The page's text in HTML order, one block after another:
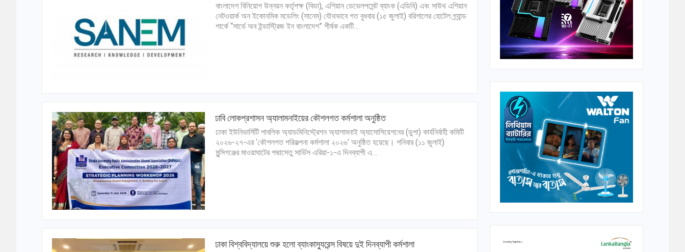
বাংলাদেশ বিনিয়োগ উন্নয়ন কর্তৃপক্ষ (বিডা), এশিয়ান ডেভেলপমেন্ট ব্যাংক (এডিবি) এবং সাউথ এশিয়ান
নেটওয়ার্ক অন ইকোনমিক মডেলিং (সানেম) যৌথভাবে গত বুধবার (১৫ জুলাই) বরিশালের হোটেল গ্র্যান্ড
পার্কে “সার্ভে অব ইন্ডাস্ট্রিজ ইন বাংলাদেশ” শীর্ষক একটি…
ঢাবি লোকপ্রশাসন অ্যালামনাইয়ের কৌশলগত কর্মশালা অনুষ্ঠিত
ঢাকা ইউনিভার্সিটি পাবলিক অ্যাডমিনিস্ট্রেশন অ্যালামনাই অ্যাসোসিয়েশনের (ডুপা) কার্যনির্বাহী কমিটি
২০২৬-২৭-এর ‘কৌশলগত পরিকল্পনা কর্মশালা ২০২৬’ অনুষ্ঠিত হয়েছে। শনিবার (১১ জুলাই)
মুন্সিগঞ্জের মাওয়াঘাটের পদ্মাসেতু সার্ভিস এরিয়া-১-এ দিনব্যাপী এ…
ঢাকা বিশ্ববিদ্যালয়ে শুরু হলো ব্যাংকাস্যুরেন্স বিষয়ে দুই দিনব্যাপী কর্মশালা